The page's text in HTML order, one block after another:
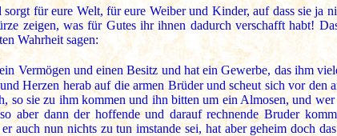
für eure Welt, für eure Weiber und Kinder, auf dass sie ja
zeigen, was für Gutes ihr ihnen dadurch verschafft habt!
Wahrheit sagen:
Vermögen und einen Besitz und hat ein Gewerbe, das ihm
Herzen herab auf die armen Brüder und scheut sich vor
so sie zu ihm kommen und ihn bitten um ein Almosen, und
aber dann der hoffende und darauf rechnende Bruder
er auch nun nichts zu tun imstande sei, hat aber geheim doch